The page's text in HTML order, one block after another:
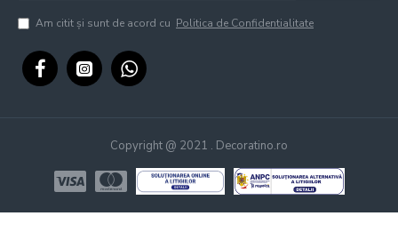
Am citit şi sunt de acord cu Politica de Confidentialitate
Copyright @ 2021 . Decoratino.ro